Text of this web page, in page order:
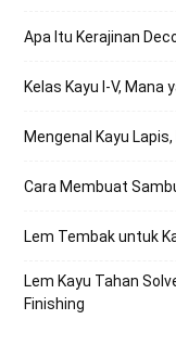
Apa Itu Kerajinan
Kelas Kayu I-V,
Mengenal Kayu
Cara Membuat
Lem Tembak untuk
Lem Kayu Tahan
Finishing